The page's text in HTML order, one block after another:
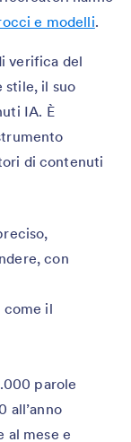
e modelli.
verifica del
stile, il suo
IA. È
di contenuti
con
come il
parole
all’anno
al mese e